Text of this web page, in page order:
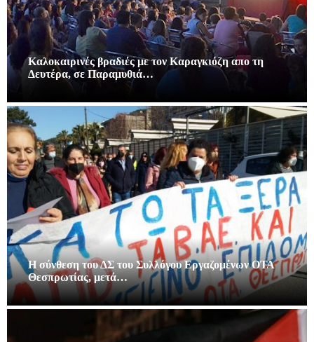
Καλοκαιρινές βραδιές με τον Καραγκιόζη απο τη
Δευτέρα, σε Παραμυθιά…
Η σύνθεση του ΔΣ του Συλλόγου Εργαζομένων ΟΤΑ
Θεσπρωτίας, μετά…